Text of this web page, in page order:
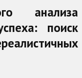
анализа
поиск